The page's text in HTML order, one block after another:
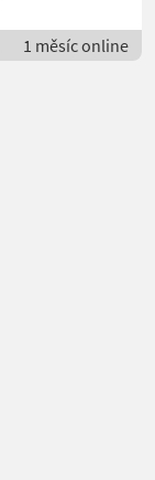
1 měsíc online